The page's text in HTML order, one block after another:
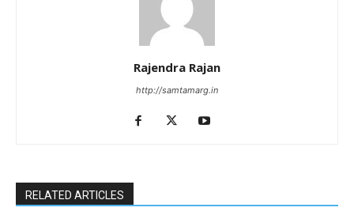
Rajendra Rajan
http://samtamarg.in
RELATED ARTICLES